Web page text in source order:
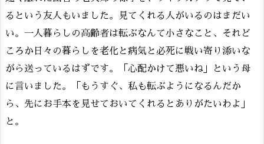
るという友人もいました。見てくれる人がいるのはまだい
い。一人暮らしの高齢者は転ぶなんて小さなこと、それど
ころか日々の暮らしを老化と病気と必死に戦い寄り添いな
がら送っているはずです。「心配かけて悪いね」という母
に言いました。「もうすぐ、私も転ぶようになるんだか
ら、先にお手本を見せておいてくれるとありがたいわよ」
と。